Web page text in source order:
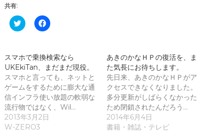
共有:
ク
リ
て
T
w
i
t
t
e
r
で
共
有
(
新
F
a
o
o
k
で
共
有
す
る
に
は
ク
スマホで乗換検索なら
UKEkiTan、まだまだ現役。
スマホと言っても、ネットと
ゲームをするために膨大な通
信インフラ使い放題の軟弱な
流行物ではなく、Wil…
2013年3月2日
W-ZERO3
あきのかなＨＰの復活を、ま
た気長にお待ちします。
先日来、あきのかなＨＰがア
クセスできなくなりました。
多分更新がしばらくなかった
ため閉鎖されたんだろう…
2014年6月4日
書籍・雑誌・テレビ